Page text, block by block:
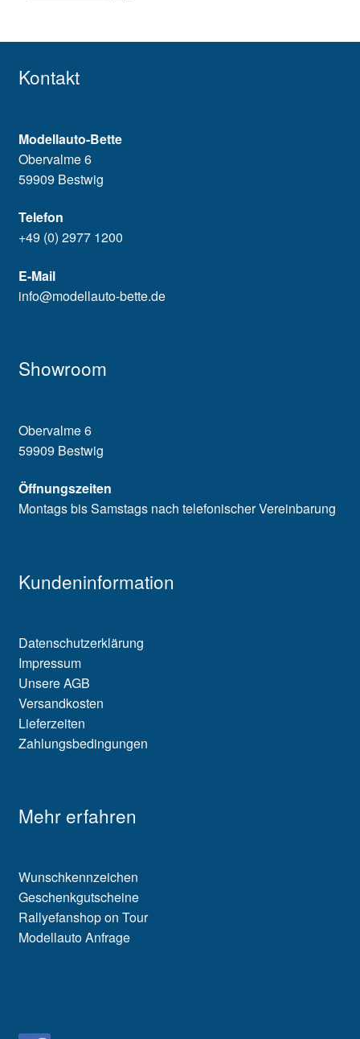
Kontakt
Modellauto-Bette
Obervalme 6
59909 Bestwig
Telefon
+49 (0) 2977 1200
E-Mail
info@modellauto-bette.de
Showroom
Obervalme 6
59909 Bestwig
Öffnungszeiten
Montags bis Samstags nach telefonischer Vereinbarung
Kundeninformation
Datenschutzerklärung
Impressum
Unsere AGB
Versandkosten
Lieferzeiten
Zahlungsbedingungen
Mehr erfahren
Wunschkennzeichen
Geschenkgutscheine
Rallyefanshop on Tour
Modellauto Anfrage